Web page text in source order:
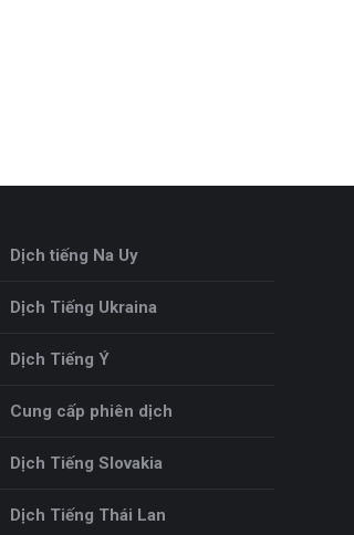
Dịch tiếng Na Uy
Dịch Tiếng Ukraina
Dịch Tiếng Ý
Cung cấp phiên dịch
Dịch Tiếng Slovakia
Dịch Tiếng Thái Lan